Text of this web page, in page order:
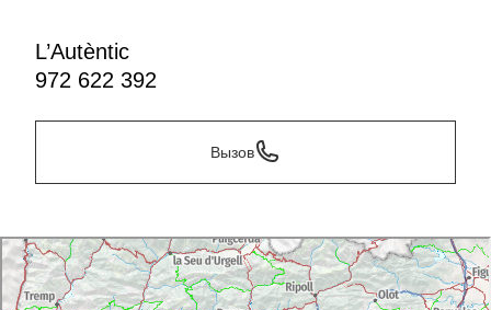
L’Autèntic
972 622 392
Вызов